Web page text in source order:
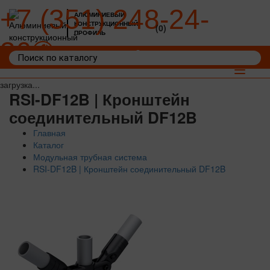
загрузка...
АЛЮМИНИЕВЫЙ
КОНСТРУКЦИОННЫЙ
ПРОФИЛЬ
+7 (351) 248-24-
36
(0)
Toggle
RSI-DF12B | Кронштейн
соединительный DF12B
Главная
Каталог
Модульная трубная система
RSI-DF12B | Кронштейн соединительный DF12B